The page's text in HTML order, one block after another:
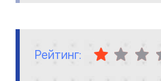
Рейтинг: